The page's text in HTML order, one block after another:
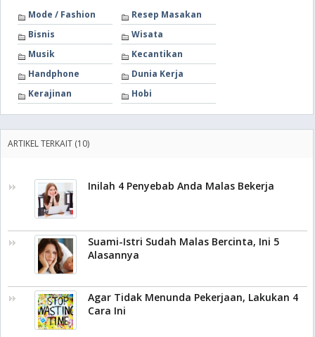
Mode / Fashion
Resep Masakan
Bisnis
Wisata
Musik
Kecantikan
Handphone
Dunia Kerja
Kerajinan
Hobi
ARTIKEL TERKAIT (10)
Inilah 4 Penyebab Anda Malas Bekerja
Suami-Istri Sudah Malas Bercinta, Ini 5
Alasannya
Agar Tidak Menunda Pekerjaan, Lakukan 4
Cara Ini